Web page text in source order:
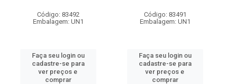
Código: 83492
Embalagem: UN1
Faça seu login ou
cadastre-se para
ver preços e
comprar
Código: 83491
Embalagem: UN1
Faça seu login ou
cadastre-se para
ver preços e
comprar